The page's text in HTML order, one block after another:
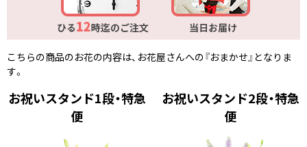
こちらの商品のお花の内容は、お花屋さんへの『おまかせ』となりま
す。
お祝いスタンド1段・特急
便
お祝いスタンド2段・特急
便